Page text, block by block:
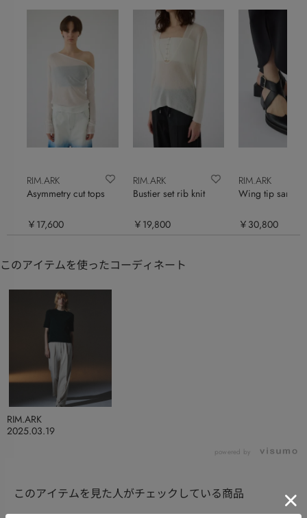
RIM.ARK
Asymmetry cut tops
￥17,600
RIM.ARK
Bustier set rib knit
￥19,800
RIM.ARK
Wing tip sandal
￥30,800
このアイテムを使ったコーディネート
2025.03.19
RIM.ARK
powered by
このアイテムを見た人がチェックしている商品